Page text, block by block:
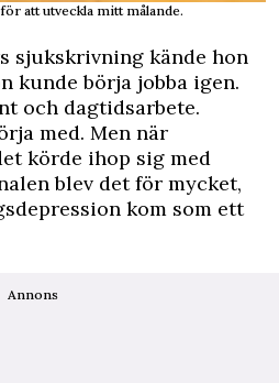
att utveckla mitt målande.
sjuk­skrivning kände hon
kunde börja jobba igen.
och dagtids­arbete.
med. Men när
körde ihop sig med
blev det för mycket,
kom som ett
Annons